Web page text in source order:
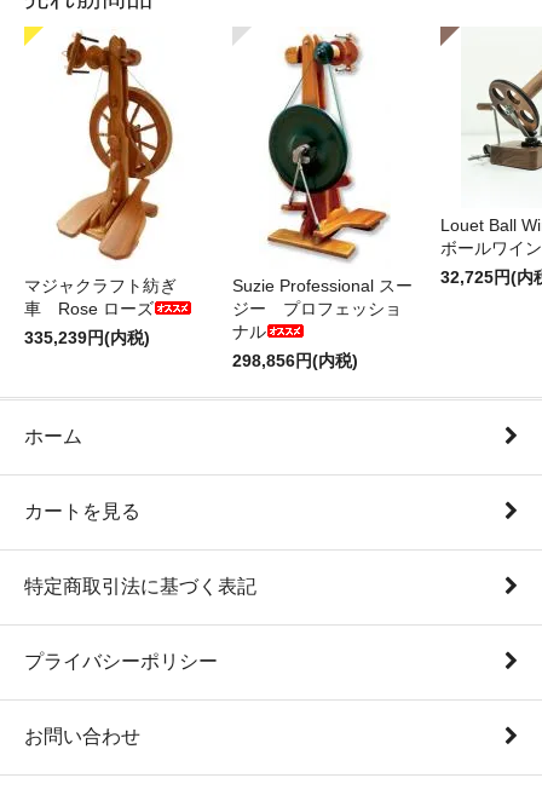
マジャクラフト紡ぎ
車 Rose ローズ
335,239円(内税)
Suzie Professional スー
ジー プロフェッショ
ナル
298,856円(内税)
Louet Ball
ボールワイ
32,725円(内
ホーム
カートを見る
特定商取引法に基づく表記
プライバシーポリシー
お問い合わせ